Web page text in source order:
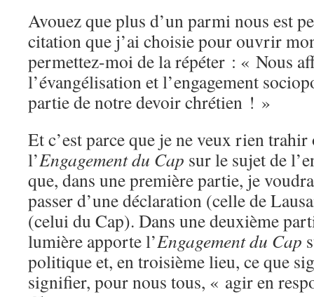
Avouez que plus d’un parmi nous est
citation que j’ai choisie pour ouvrir
permettez-moi de la répéter : « Nous
l’évangélisation et l’engagement
partie de notre devoir chrétien ! »
Et c’est parce que je ne veux rien
l’Engagement du Cap sur le sujet de
que, dans une première partie, je
passer d’une déclaration (celle de
(celui du Cap). Dans une deuxième
lumière apporte l’Engagement du Cap
politique et, en troisième lieu, ce que
signifier, pour nous tous, « agir en